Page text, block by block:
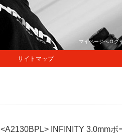
マイページへログ
サイトマップ
<A2130BPL> INFINITY 3.0mmボ